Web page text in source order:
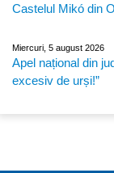
Castelul Mikó din
Miercuri, 5 august 2026
Apel național din
excesiv de urși!”